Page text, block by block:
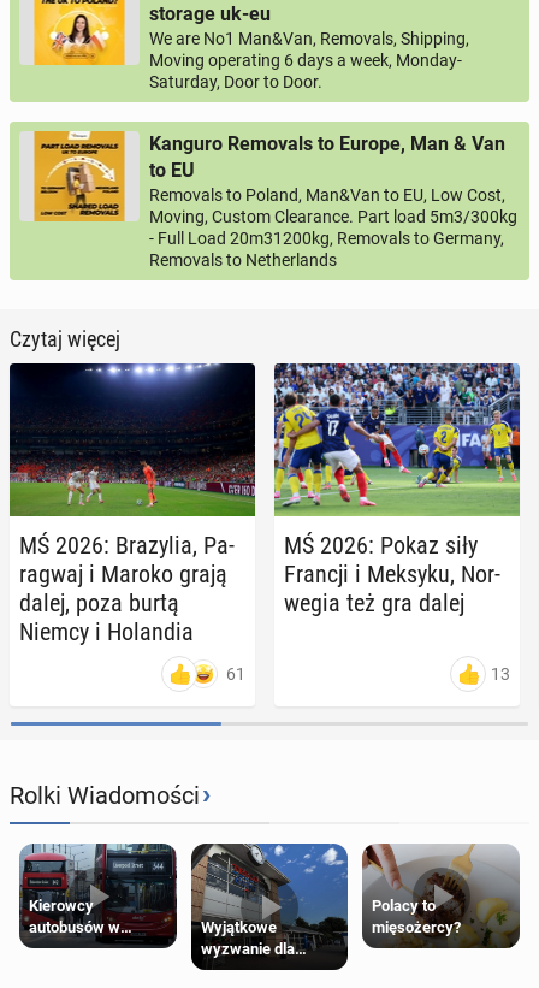
storage uk-eu
We are No1 Man&Van, Removals, Shipping,
Moving operating 6 days a week, Monday-
Saturday, Door to Door.
Kanguro Removals to Europe, Man & Van
to EU
Removals to Poland, Man&Van to EU, Low Cost,
Moving, Custom Clearance. Part load 5m3/300kg
- Full Load 20m31200kg, Removals to Germany,
Removals to Netherlands
Czytaj więcej
MŚ 2026: Bra­zy­lia, Pa­
ra­gwaj i Maroko grają
dalej, poza burtą
Niemcy i Ho­lan­dia
61
MŚ 2026: Pokaz siły
Francji i Meksyku, Nor­
we­gia też gra dalej
13
Rolki Wiadomości›
Kierowcy
autobusów w
Londynie
Wyjątkowe
wyzwanie dla
posiadaczy kart
Polacy to
mięsożercy?